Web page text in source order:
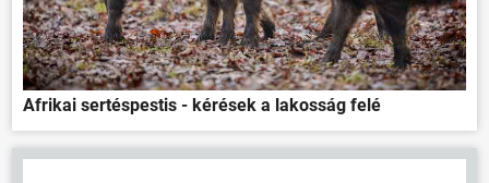
Afrikai sertéspestis - kérések a lakosság felé